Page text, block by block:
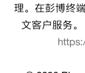
理。在彭博终
文客户服务